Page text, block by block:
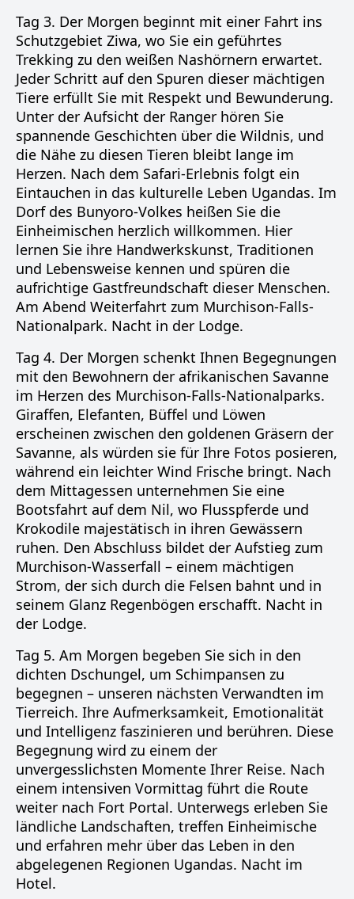
Tag 3. Der Morgen beginnt mit einer Fahrt ins
Schutzgebiet Ziwa, wo Sie ein geführtes
Trekking zu den weißen Nashörnern erwartet.
Jeder Schritt auf den Spuren dieser mächtigen
Tiere erfüllt Sie mit Respekt und Bewunderung.
Unter der Aufsicht der Ranger hören Sie
spannende Geschichten über die Wildnis, und
die Nähe zu diesen Tieren bleibt lange im
Herzen. Nach dem Safari-Erlebnis folgt ein
Eintauchen in das kulturelle Leben Ugandas. Im
Dorf des Bunyoro-Volkes heißen Sie die
Einheimischen herzlich willkommen. Hier
lernen Sie ihre Handwerkskunst, Traditionen
und Lebensweise kennen und spüren die
aufrichtige Gastfreundschaft dieser Menschen.
Am Abend Weiterfahrt zum Murchison-Falls-
Nationalpark. Nacht in der Lodge.
Tag 4. Der Morgen schenkt Ihnen Begegnungen
mit den Bewohnern der afrikanischen Savanne
im Herzen des Murchison-Falls-Nationalparks.
Giraffen, Elefanten, Büffel und Löwen
erscheinen zwischen den goldenen Gräsern der
Savanne, als würden sie für Ihre Fotos posieren,
während ein leichter Wind Frische bringt. Nach
dem Mittagessen unternehmen Sie eine
Bootsfahrt auf dem Nil, wo Flusspferde und
Krokodile majestätisch in ihren Gewässern
ruhen. Den Abschluss bildet der Aufstieg zum
Murchison-Wasserfall – einem mächtigen
Strom, der sich durch die Felsen bahnt und in
seinem Glanz Regenbögen erschafft. Nacht in
der Lodge.
Tag 5. Am Morgen begeben Sie sich in den
dichten Dschungel, um Schimpansen zu
begegnen – unseren nächsten Verwandten im
Tierreich. Ihre Aufmerksamkeit, Emotionalität
und Intelligenz faszinieren und berühren. Diese
Begegnung wird zu einem der
unvergesslichsten Momente Ihrer Reise. Nach
einem intensiven Vormittag führt die Route
weiter nach Fort Portal. Unterwegs erleben Sie
ländliche Landschaften, treffen Einheimische
und erfahren mehr über das Leben in den
abgelegenen Regionen Ugandas. Nacht im
Hotel.